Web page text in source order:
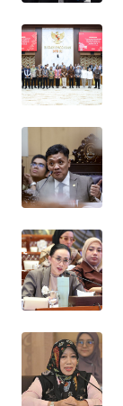
LAPAK
WAHANA
Wahana
Network
KONSUMEN
LISTRIK
KELISTRIKAN
WALINKI
ID
MAWAKA
ID